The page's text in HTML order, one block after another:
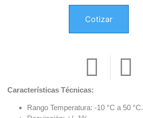
Cotizar
Características Técnicas:
Rango Temperatura: -10 °C a 50 °C.